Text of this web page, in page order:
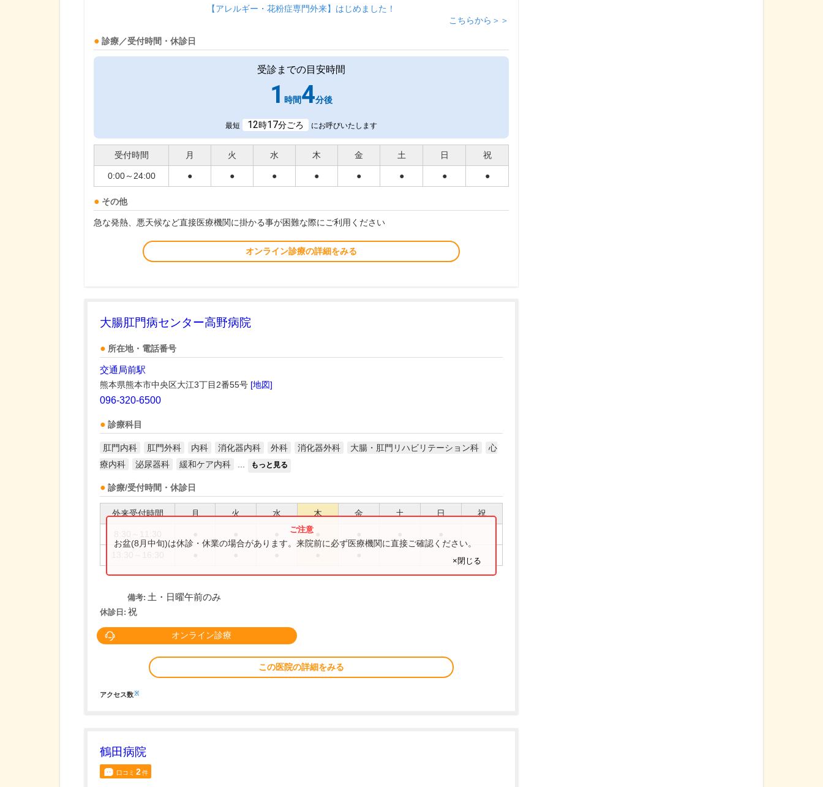
【アレルギー・花粉症専門外来】はじめました！
こちらから＞＞
診療／受付時間・休診日
受診までの目安時間
1 時間4分後
最短 12時17分ごろ にお呼びいたします
受付時間 月 火 水 木 金 土 日 祝
0:00～24:00 ● ● ● ● ● ● ● ●
その他
急な発熱、悪天候など直接医療機関に掛かる事が困難な際にご利用ください
オンライン診療の詳細をみる
大腸肛門病センター高野病院
所在地・電話番号
交通局前駅
熊本県熊本市中央区大江3丁目2番55号 [地図]
096-320-6500
診療科目
肛門内科 肛門外科 内科 消化器内科 外科 消化器外科 大腸・肛門リハビリテーション科
心
療内科
泌尿器科 緩和ケア内科 もっと見る
診療/受付時間・休診日
外来受付時間 月 火 水 木 金 土 日 祝
お盆(8月中旬)は休診・休業の場合があります。来院前に必ず医療機関に直接ご確認ください。
×閉じる
備考: 土・日曜午前のみ
休診日: 祝
オンライン診療
この医院の詳細をみる
アクセス数※
鶴田病院
口コミ 2件